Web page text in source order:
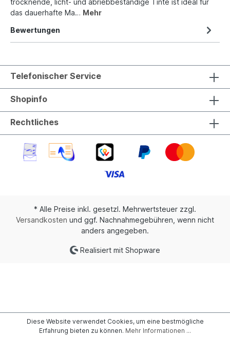
das dauerhafte Ma… Mehr
Bewertungen
Telefonischer Service
Shopinfo
Rechtliches
* Alle Preise inkl. gesetzl. Mehrwertsteuer zzgl.
Versandkosten und ggf. Nachnahmegebühren, wenn nicht
anders angegeben.
Realisiert mit Shopware
Diese Website verwendet Cookies, um eine bestmögliche
Erfahrung bieten zu können. Mehr Informationen ...